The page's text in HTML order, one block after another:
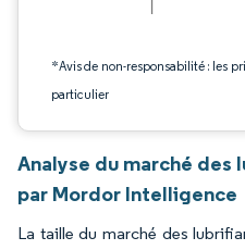
*Avis de non-responsabilité : les
particulier
Analyse du marché
par Mordor Intelligence
La taille du marché des